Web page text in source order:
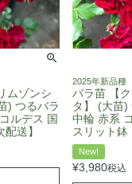
ムゾンシ
) つるバラ
ルデス 国
送】
2025年新品種
バラ苗 【
タ】 (大苗)
中輪 赤系
スリット鉢
New!
¥3,980税込